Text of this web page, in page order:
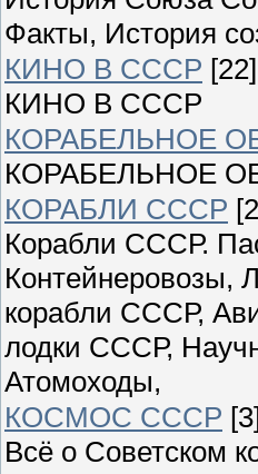
Факты, История
КИНО В СССР [22]
КИНО В СССР
КОРАБЕЛЬНОЕ
КОРАБЕЛЬНОЕ
КОРАБЛИ СССР
Корабли СССР.
Контейнеровозы,
корабли СССР,
лодки СССР,
Атомоходы,
КОСМОС СССР
Всё о Советском